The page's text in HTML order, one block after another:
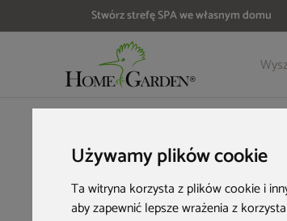
Używamy plików cookie
Ta witryna korzysta z plików cookie i
aby zapewnić lepsze wrażenia z
Stwórz strefę SPA we własnym domu
Szczegóły Opinie